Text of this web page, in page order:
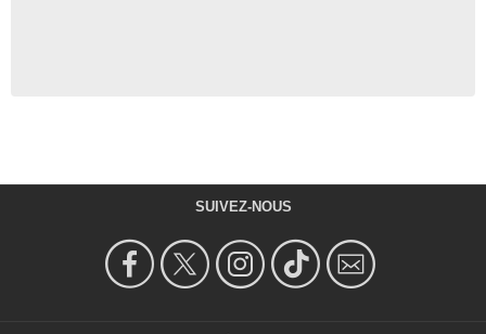
SUIVEZ-NOUS